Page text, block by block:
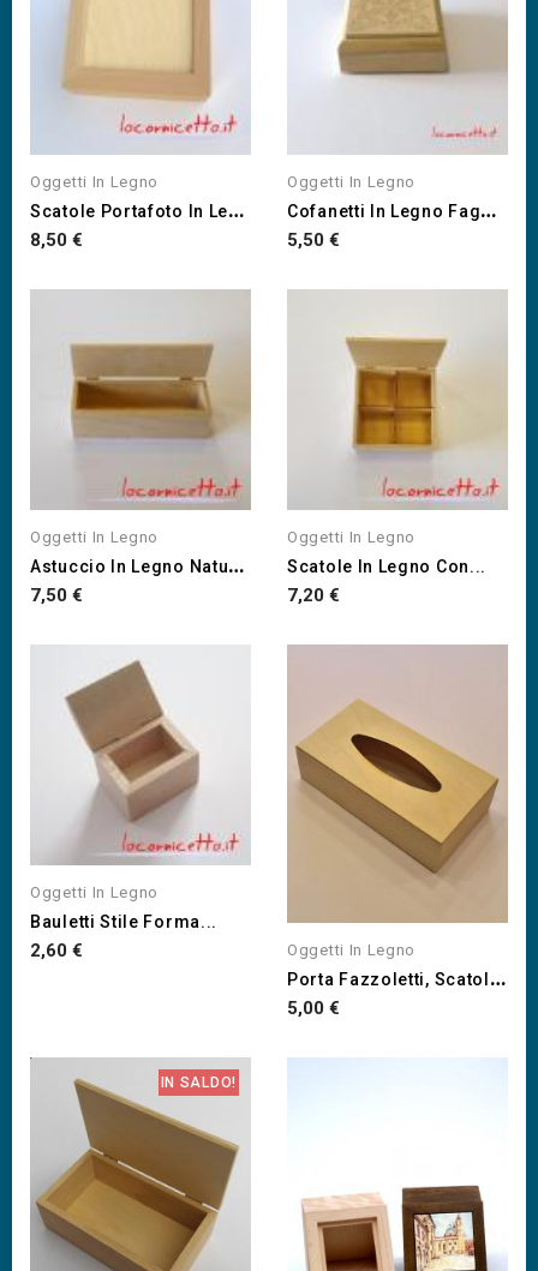
Oggetti In Legno
S
Catole Portafoto In Legno...
Prezzo
8,50 €
Oggetti In Legno
C
Ofanetti In Legno Faggio...
Prezzo
5,50 €
Oggetti In Legno
A
Stuccio In Legno Naturale...
Prezzo
7,50 €
Oggetti In Legno
Scatole In Legno Con...
Prezzo
7,20 €
Oggetti In Legno
Bauletti Stile Forma...
Prezzo
2,60 € Oggetti In Legno
P
Orta Fazzoletti, Scatola...
Prezzo
5,00 €
IN SALDO!